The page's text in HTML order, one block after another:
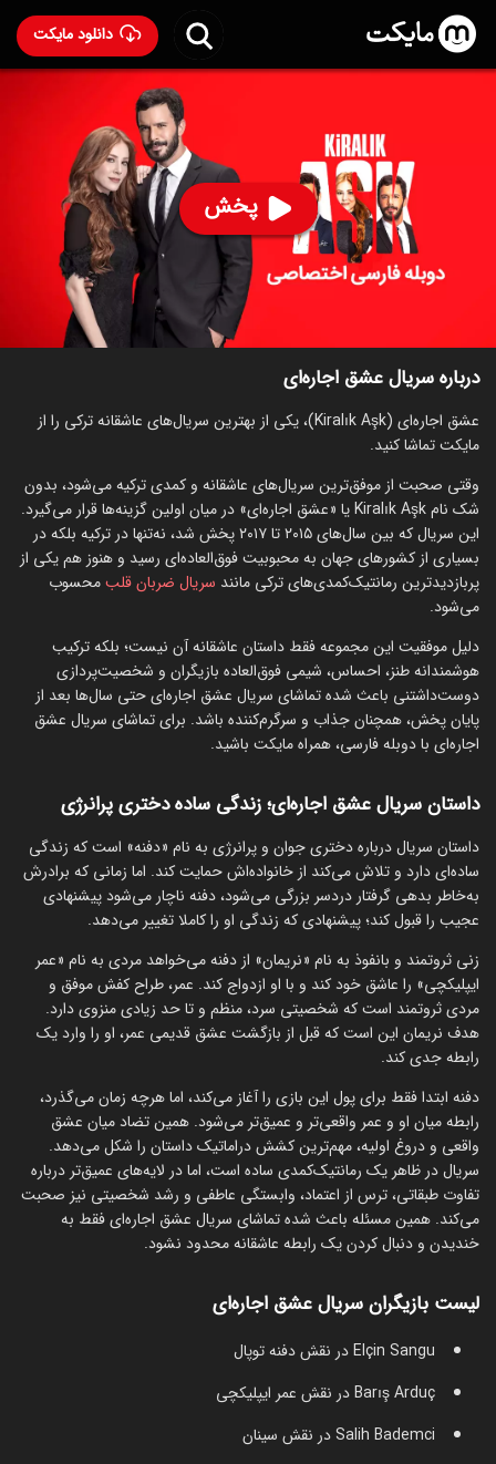
دانلود مایکت
پخش
90% ۷.۲
ساخت ترکیه سال 2015
رده سنی ۱۳+
سریال کمدی عاشقانه
قسمت‌ها سریال‌های مشابه
درباره سریال عشق اجاره‌ای
عشق اجاره‌ای (Kiralık Aşk)، یکی از بهترین سریال‌های عاشقانه ترکی را از
مایکت تماشا کنید.
وقتی صحبت از موفق‌ترین سریال‌های عاشقانه و کمدی ترکیه می‌شود، بدون
شک نام Kiralık Aşk یا «عشق اجاره‌ای» در میان اولین گزینه‌ها قرار می‌گیرد.
این سریال که بین سال‌های ۲۰۱۵ تا ۲۰۱۷ پخش شد، نه‌تنها در ترکیه بلکه در
بسیاری از کشورهای جهان به محبوبیت فوق‌العاده‌ای رسید و هنوز هم یکی از
پربازدیدترین رمانتیک‌کمدی‌های ترکی مانند سریال ضربان قلبمحسوب
می‌شود.
دلیل موفقیت این مجموعه فقط داستان عاشقانه آن نیست؛ بلکه ترکیب
هوشمندانه طنز، احساس، شیمی فوق‌العاده بازیگران و شخصیت‌پردازی
دوست‌داشتنی باعث شده تماشای سریال عشق اجاره‌ای حتی سال‌ها بعد از
پایان پخش، همچنان جذاب و سرگرم‌کننده باشد. برای تماشای سریال عشق
اجاره‌ای با دوبله فارسی، همراه مایکت باشید.
داستان سریال عشق اجاره‌ای؛ زندگی ساده دختری پرانرژی
داستان سریال درباره دختری جوان و پرانرژی به نام «دفنه» است که زندگی
ساده‌ای دارد و تلاش می‌کند از خانواده‌اش حمایت کند. اما زمانی که برادرش
به‌خاطر بدهی گرفتار دردسر بزرگی می‌شود، دفنه ناچار می‌شود پیشنهادی
عجیب را قبول کند؛ پیشنهادی که زندگی او را کاملا تغییر می‌دهد.
زنی ثروتمند و بانفوذ به نام «نریمان» از دفنه می‌خواهد مردی به نام «عمر
ایپلیکچی» را عاشق خود کند و با او ازدواج کند. عمر، طراح کفش موفق و
مردی ثروتمند است که شخصیتی سرد، منظم و تا حد زیادی منزوی دارد.
هدف نریمان این است که قبل از بازگشت عشق قدیمی عمر، او را وارد یک
رابطه جدی کند.
دفنه ابتدا فقط برای پول این بازی را آغاز می‌کند، اما هرچه زمان می‌گذرد،
رابطه میان او و عمر واقعی‌تر و عمیق‌تر می‌شود. همین تضاد میان عشق
واقعی و دروغ اولیه، مهم‌ترین کشش دراماتیک داستان را شکل می‌دهد.
سریال در ظاهر یک رمانتیک‌کمدی ساده است، اما در لایه‌های عمیق‌تر درباره
تفاوت طبقاتی، ترس از اعتماد، وابستگی عاطفی و رشد شخصیتی نیز صحبت
می‌کند. همین مسئله باعث شده تماشای سریال عشق اجاره‌ای فقط به
خندیدن و دنبال کردن یک رابطه عاشقانه محدود نشود.
لیست بازیگران سریال عشق اجاره‌ای
Elçin Sangu در نقش دفنه توپال
Barış Arduç در نقش عمر ایپلیکچی
Salih Bademci در نقش سینان